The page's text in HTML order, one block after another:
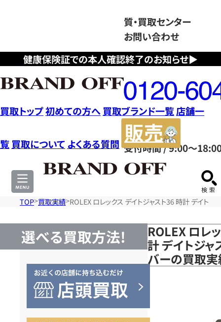
健康保険証での本人確認終了のお知らせ▶
質・買取センター
お問い合わせ
フ
リ
ー
ダ
イ
ヤ
ル
0120604117
受付時間 / 9:00～
買取トップ初めての方へ 買取ブランド一覧店舗一
覧 買取について よくある質問
サ
TOP 買取実績 ROLEX ロレックス デイトジャスト36 時計 デイト
選べる買取方法!
ROLEX ロレ
計 デイトジャ
バーの買取